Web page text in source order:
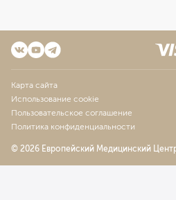
Карта сайта
Использование cookie
Пользовательское соглашение
Политика конфиденциальности
© 2026 Европейский Медицинский